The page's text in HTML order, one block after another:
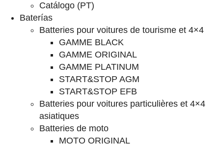
Catálogo (PT)
Baterías
Batteries pour voitures de tourisme et 4×4
GAMME BLACK
GAMME ORIGINAL
GAMME PLATINUM
START&STOP AGM
START&STOP EFB
Batteries pour voitures particulières et 4×4
asiatiques
Batteries de moto
MOTO ORIGINAL